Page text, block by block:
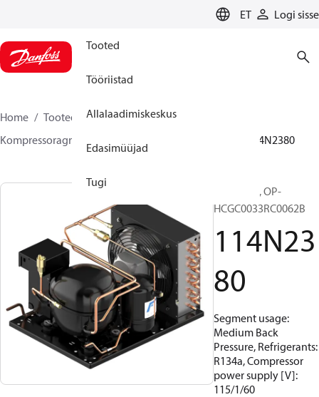
ET Logi sisse
Tooted
Tööriistad
Allalaadimiskeskus
Edasimüüjad
Tugi
Home Tooted
Climate Solutions for cooling
Kompressoragregaadid
114N2380
Optyma™, OP-
HCGC0033RC0062B
114N23
80
Segment usage:
Medium Back
Pressure, Refrigerants:
R134a, Compressor
power supply [V]:
115/1/60